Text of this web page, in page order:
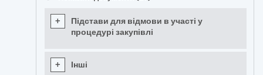
+
Підстави для відмови в участі у
процедурі закупівлі
+ Інші